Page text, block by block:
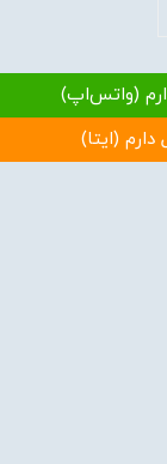
(واتس‌اپ)
(ایتا)